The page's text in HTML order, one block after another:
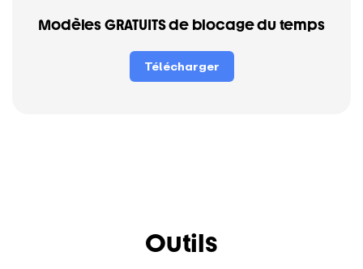
Modèles GRATUITS de blocage du temps
Télécharger
Outils